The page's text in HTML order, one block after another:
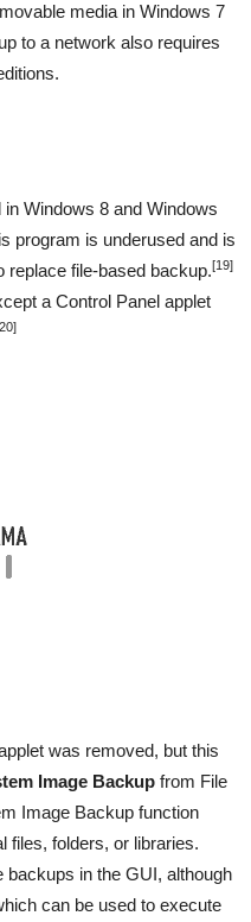
media in Windows 7
to a network also requires
Windows 8 and Windows
program is underused and is
replace file-based backup.[19]
a Control Panel applet
was removed, but this
Image Backup from File
Image Backup function
files, folders, or libraries.
in the GUI, although
can be used to execute